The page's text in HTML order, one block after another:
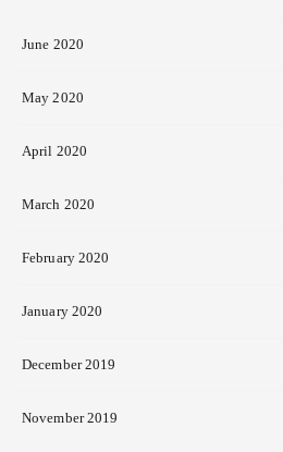
June 2020
May 2020
April 2020
March 2020
February 2020
January 2020
December 2019
November 2019